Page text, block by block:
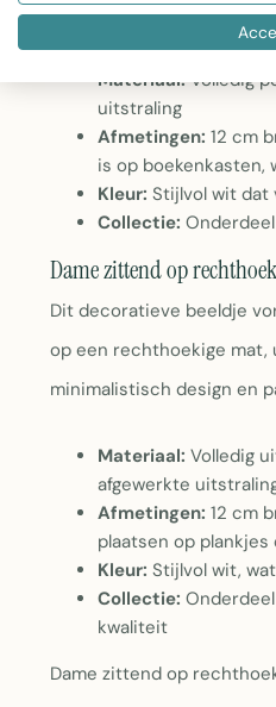
plankje of tafeltje.
Materiaal:Volledig
uitstraling
Afmetingen: 12 cm
is op boekenkasten,
Kleur: Stijlvol wit dat
Collectie:
Dame zittend op
Dit decoratieve beeldje
op een rechthoekige
minimalistisch design en
Materiaal: Volledig
afgewerkte
Afmetingen: 12 cm
plaatsen op plankjes
Kleur: Stijlvol wit,
Collectie:
kwaliteit
Dame zittend op